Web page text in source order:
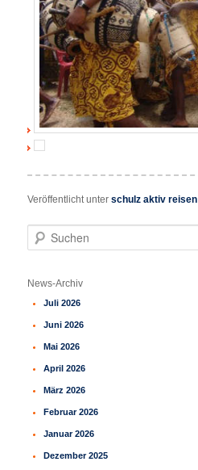
Veröffentlicht unter schulz aktiv reisen
u
h
n
News-Archiv
Juli 2026
Juni 2026
Mai 2026
April 2026
März 2026
Februar 2026
Januar 2026
Dezember 2025